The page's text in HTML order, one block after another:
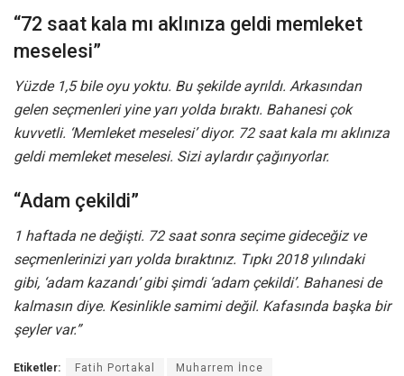
“72 saat kala mı aklınıza geldi memleket
meselesi”
Yüzde 1,5 bile oyu yoktu. Bu şekilde ayrıldı. Arkasından
gelen seçmenleri yine yarı yolda bıraktı. Bahanesi çok
kuvvetli. ‘Memleket meselesi’ diyor. 72 saat kala mı aklınıza
geldi memleket meselesi. Sizi aylardır çağırıyorlar.
“Adam çekildi”
1 haftada ne değişti. 72 saat sonra seçime gideceğiz ve
seçmenlerinizi yarı yolda bıraktınız. Tıpkı 2018 yılındaki
gibi, ‘adam kazandı’ gibi şimdi ‘adam çekildi’. Bahanesi de
kalmasın diye. Kesinlikle samimi değil. Kafasında başka bir
şeyler var.”
Etiketler: Fatih Portakal Muharrem İnce